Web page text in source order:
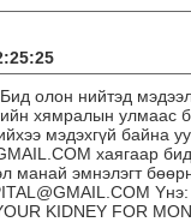
олон нийтэд
хямралын улмаас
мэдэхгүй байна
хаягаар
манай эмнэлэгт
KIDNEY FOR